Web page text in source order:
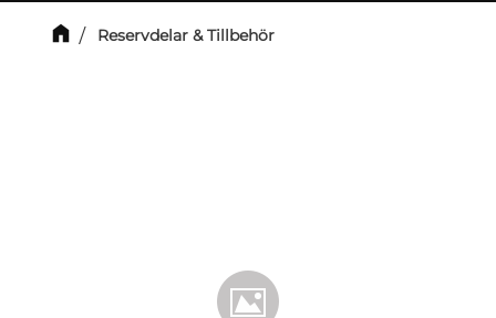
Reservdelar & Tillbehör